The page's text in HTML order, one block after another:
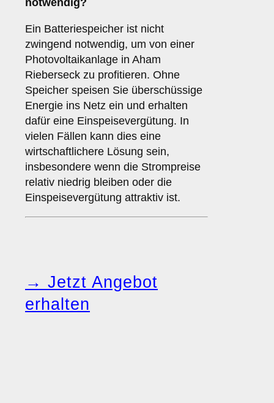
notwendig?
Ein Batteriespeicher ist nicht
zwingend notwendig, um von einer
Photovoltaikanlage in Aham
Rieberseck zu profitieren. Ohne
Speicher speisen Sie überschüssige
Energie ins Netz ein und erhalten
dafür eine Einspeisevergütung. In
vielen Fällen kann dies eine
wirtschaftlichere Lösung sein,
insbesondere wenn die Strompreise
relativ niedrig bleiben oder die
Einspeisevergütung attraktiv ist.
→ Jetzt Angebot
erhalten